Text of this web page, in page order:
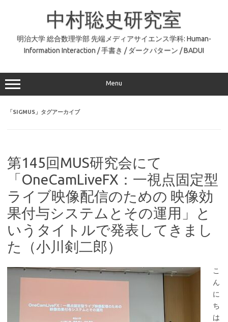
中村聡史研究室
明治大学 総合数理学部 先端メディアサイエンス学科: Human-
Information Interaction / 手書き / ダークパターン / BADUI
Menu
「SIGMUS 」タグアーカイブ
第145回MUS研究会にて
「OneCamLiveFX：一視点固定型
ライブ映像配信のための 映像効
果付与システムとその運用」と
いうタイトルで発表してきまし
た（小川剣二郎）
こ
ん
に
ち
は